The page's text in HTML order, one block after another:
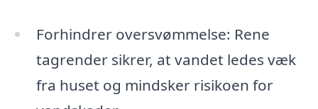
Forhindrer oversvømmelse: Rene
tagrender sikrer, at vandet ledes væk
fra huset og mindsker risikoen for